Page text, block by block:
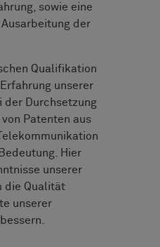
sowie eine
der
Qualifikation
unserer
der Durchsetzung
Patenten aus
Hier
unserer
die Qualität
unserer